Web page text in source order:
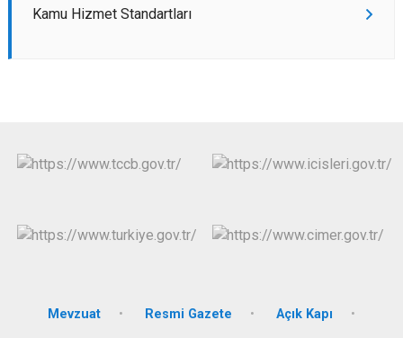
Kamu Hizmet Standartları
Mevzuat Resmi Gazete Açık Kapı